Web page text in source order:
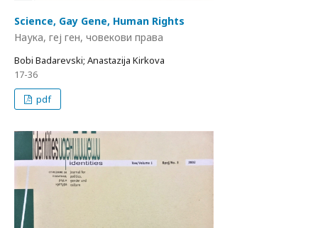
Science, Gay Gene, Human Rights
Наука, геј ген, човекови права
Bobi Badarevski; Anastazija Kirkova
17-36
pdf